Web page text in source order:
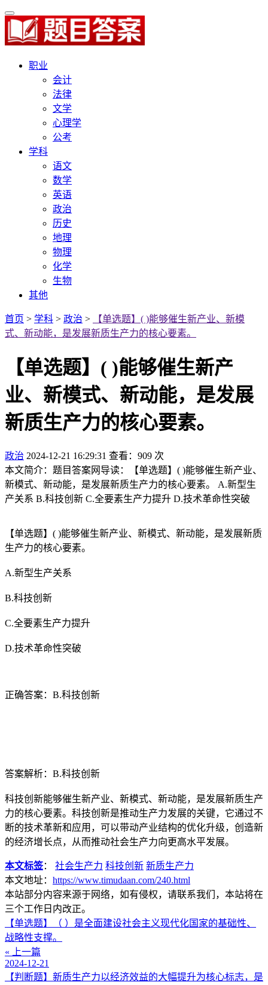
职业
会计
法律
文学
心理学
公考
学科
语文
数学
英语
政治
历史
地理
物理
化学
生物
其他
首页 > 学科 > 政治 >
【单选题】( )能够催生新产业、新模
式、新动能，是发展新质生产力的核心要素。
【单选题】( )能够催生新产
业、新模式、新动能，是发展
新质生产力的核心要素。
政治 2024-12-21 16:29:31 查看：909 次
本文简介：题目答案网导读：【单选题】( )能够催生新产业、
新模式、新动能，是发展新质生产力的核心要素。 A.新型生
产关系 B.科技创新 C.全要素生产力提升 D.技术革命性突破
【单选题】( )能够催生新产业、新模式、新动能，是发展新质
生产力的核心要素。
A.新型生产关系
B.科技创新
C.全要素生产力提升
D.技术革命性突破
正确答案：B.科技创新
答案解析：B.科技创新
科技创新能够催生新产业、新模式、新动能，是发展新质生产
力的核心要素。科技创新是推动生产力发展的关键，它通过不
断的技术革新和应用，可以带动产业结构的优化升级，创造新
的经济增长点，从而推动社会生产力向更高水平发展。
本文标签： 社会生产力 科技创新 新质生产力
本文地址： https://www.timudaan.com/240.html
本站部分内容来源于网络，如有侵权，请联系我们，本站将在
三个工作日内改正。
【单选题】（ ）是全面建设社会主义现代化国家的基础性、
战略性支撑。
« 上一篇
2024-12-21
【判断题】新质生产力以经济效益的大幅提升为核心标志，是